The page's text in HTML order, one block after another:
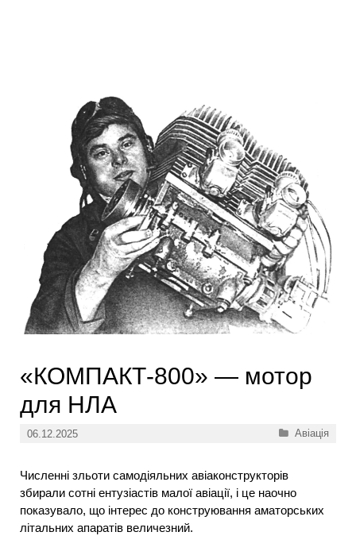
«КОМПАКТ-800» — мотор
для НЛА
06.12.2025 Категорії
Авіація
Численні зльоти самодіяльних авіаконструкторів
збирали сотні ентузіастів малої авіації, і це наочно
показувало, що інтерес до конструювання аматорських
літальних апаратів величезний.